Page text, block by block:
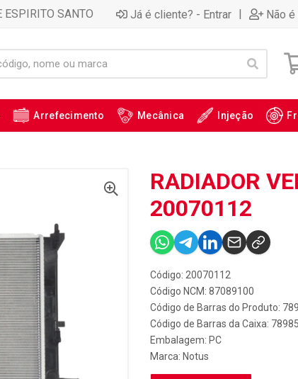
ESPIRITO SANTO Já é cliente? - Entrar | Não
Arrefecimento Mecânica Injeção
RADIADOR
20070112
Código: 20070112
Código NCM: 87089100
Código de Barras do Produto:
Código de Barras da Caixa:
Embalagem: PC
Marca: Notus